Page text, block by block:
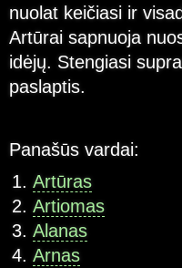
nuolat keičiasi ir
Artūrai sapnuoja
idėjų. Stengiasi
paslaptis.
Panašūs vardai:
Artūras
Artiomas
Alanas
Arnas